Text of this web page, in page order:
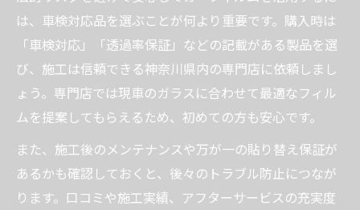
は、車検対応品を選ぶことが何より重要です。購入時は
「車検対応」「透過率保証」などの記載がある製品を選
び、施工は信頼できる神奈川県内の専門店に依頼しまし
ょう。専門店では現車のガラスに合わせて最適なフィル
ムを提案してもらえるため、初めての方も安心です。
また、施工後のメンテナンスや万が一の貼り替え保証が
あるかも確認しておくと、後々のトラブル防止につなが
ります。口コミや施工実績、アフターサービスの充実度